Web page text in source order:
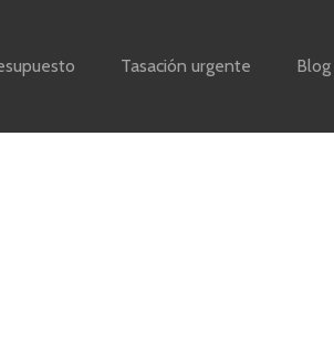
Tasación urgente Blog